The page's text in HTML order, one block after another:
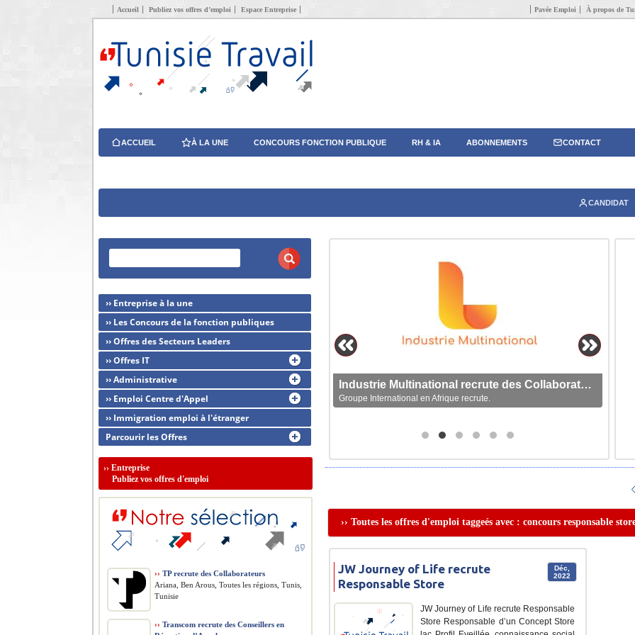
Accueil Publiez vos offres d’emploi Espace Entreprise Pavée Emploi À propos de
ACCUEIL À LA UNE CONCOURS FONCTION PUBLIQUE RH & IA ABONNEMENTS CONTACT
CANDIDAT
Industrie Multinational recrute des Collaborateurs
Groupe International en Afrique recrute.
›› Toutes les offres d'emploi taggeés avec : concours responsable
Déc,
2022
JW Journey of Life recrute
Responsable Store
JW Journey of Life recrute Responsable
Store Responsable d’un Concept Store
›› Entreprise à la une
›› Les Concours de la fonction publiques
›› Offres des Secteurs Leaders
›› Offres IT
›› Administrative
›› Emploi Centre d'Appel
›› Immigration emploi à l'étranger
Parcourir les Offres
›› Entreprise
Publiez vos offres d'emploi
›› TP recrute des Collaborateurs
Ariana, Ben Arous, Toutes les régions, Tunis,
Tunisie
›› Transcom recrute des Conseillers en